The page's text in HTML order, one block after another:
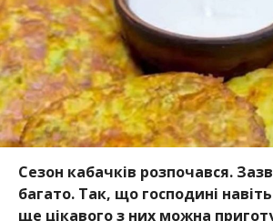
Сезон кабачків розпочався.
багато. Так, що господині
ще цікавого з них можна